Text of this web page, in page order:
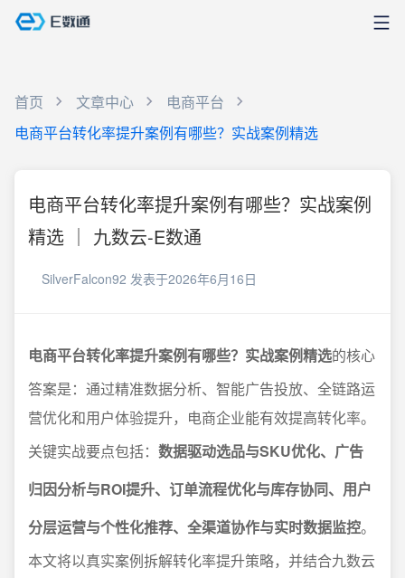
首页 文章中心
电商平台
电商平台转化率提升案例有哪些？实战案例精选
电商平台转化率提升案例有哪些？实战案例
精选 ｜ 九数云-E数通
SilverFalcon92 发表于2026年6月16日
电商平台转化率提升案例有哪些？实战案例精选的核心
答案是：通过精准数据分析、智能广告投放、全链路运
营优化和用户体验提升，电商企业能有效提高转化率。
关键实战要点包括： 数据驱动选品与SKU优化、广告
归因分析与ROI提升、订单流程优化与库存协同、用户
分层运营与个性化推荐、全渠道协作与实时数据监控。
本文将以真实案例拆解转化率提升策略，并结合九数云